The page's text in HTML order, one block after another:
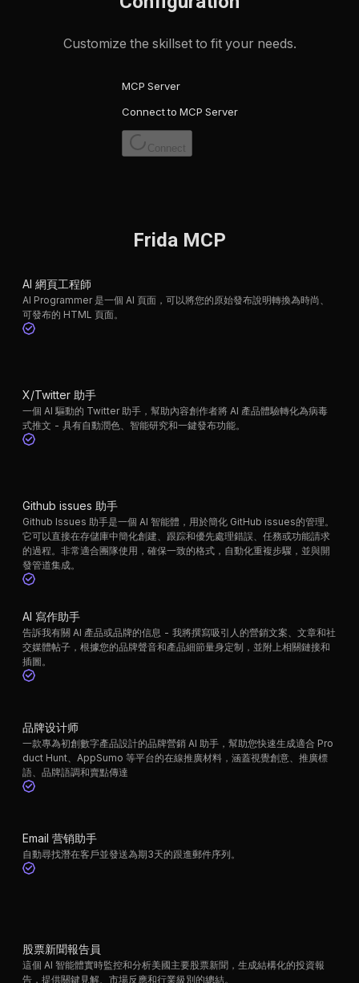
Customize the skillset to fit your needs.
MCP Server
Connect to MCP Server
Connect
Frida MCP
AI 網頁工程師
AI Programmer 是一個 AI 頁面，可以將您的原始發布說明轉換為時尚、
可發布的 HTML 頁面。
X/Twitter 助手
一個 AI 驅動的 Twitter 助手，幫助內容創作者將 AI 產品體驗轉化為病毒
式推文 - 具有自動潤色、智能研究和一鍵發布功能。
Github issues 助手
Github Issues 助手是一個 AI 智能體，用於簡化 GitHub issues的管理。
它可以直接在存儲庫中簡化創建、跟踪和優先處理錯誤、任務或功能請求
的過程。非常適合團隊使用，確保一致的格式，自動化重複步驟，並與開
發管道集成。
AI 寫作助手
告訴我有關 AI 產品或品牌的信息 - 我將撰寫吸引人的營銷文案、文章和社
交媒體帖子，根據您的品牌聲音和產品細節量身定制，並附上相關鏈接和
插圖。
品牌设计师
一款專為初創數字產品設計的品牌營銷 AI 助手，幫助您快速生成適合 Pro
duct Hunt、AppSumo 等平台的在線推廣材料，涵蓋視覺創意、推廣標
語、品牌語調和賣點傳達
Email 营销助手
自動尋找潛在客戶並發送為期3天的跟進郵件序列。
股票新聞報告員
這個 AI 智能體實時監控和分析美國主要股票新聞，生成結構化的投資報
告，提供關鍵見解、市場反應和行業級別的總結。